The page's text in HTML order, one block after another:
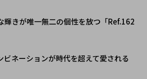
輝きが唯一無二の個性を放つ「Ref.162
ビネーションが時代を超えて愛される